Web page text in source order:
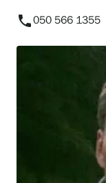
phone050 566 1355